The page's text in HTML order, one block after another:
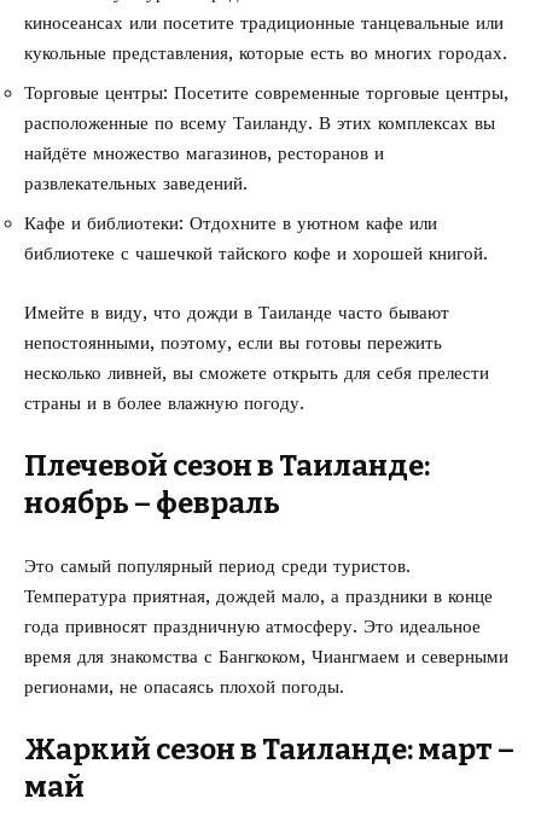
киносеансах или посетите традиционные танцевальные или
кукольные представления, которые есть во многих городах.
Торговые центры: Посетите современные торговые центры,
расположенные по всему Таиланду. В этих комплексах вы
найдёте множество магазинов, ресторанов и
развлекательных заведений.
Кафе и библиотеки: Отдохните в уютном кафе или
библиотеке с чашечкой тайского кофе и хорошей книгой.
Имейте в виду, что дожди в Таиланде часто бывают
непостоянными, поэтому, если вы готовы пережить
несколько ливней, вы сможете открыть для себя прелести
страны и в более влажную погоду.
Плечевой сезон в Таиланде:
ноябрь – февраль
Это самый популярный период среди туристов.
Температура приятная, дождей мало, а праздники в конце
года привносят праздничную атмосферу. Это идеальное
время для знакомства с Бангкоком, Чиангмаем и северными
регионами, не опасаясь плохой погоды.
Жаркий сезон в Таиланде: март –
май